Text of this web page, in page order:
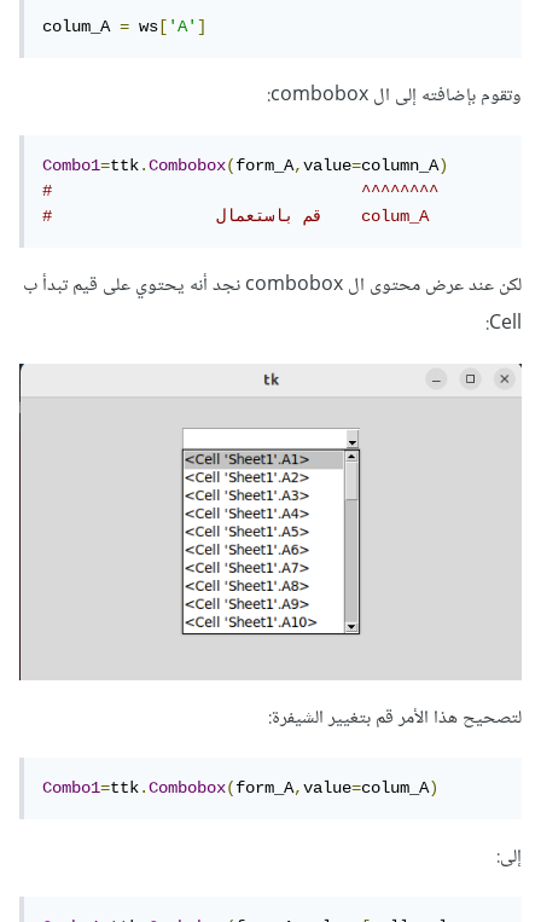
colum_A = ws['A']
Combo1=ttk.Combobox(form_A,value=column_A)
Combo1.pack(pady=30)
colum_A = ws['A']
وتقوم بإضافته إلى ال combobox:
Combo1=ttk.Combobox(form_A,value=column_A)
#                                ^^^^^^^^
#                 قم باستعمال    colum_A
لكن عند عرض محتوى ال combobox نجد أنه يحتوي على قيم تبدأ ب
Cell:
لتصحيح هذا الأمر قم بتغيير الشيفرة:
Combo1=ttk.Combobox(form_A,value=colum_A)
إلى: